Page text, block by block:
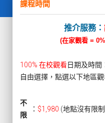
課程時間
推介服務：
(在家觀看 =
100% 在校觀看日期及時間
自由選擇，點選以下地區
不
限
： $1,980 (地點沒有限